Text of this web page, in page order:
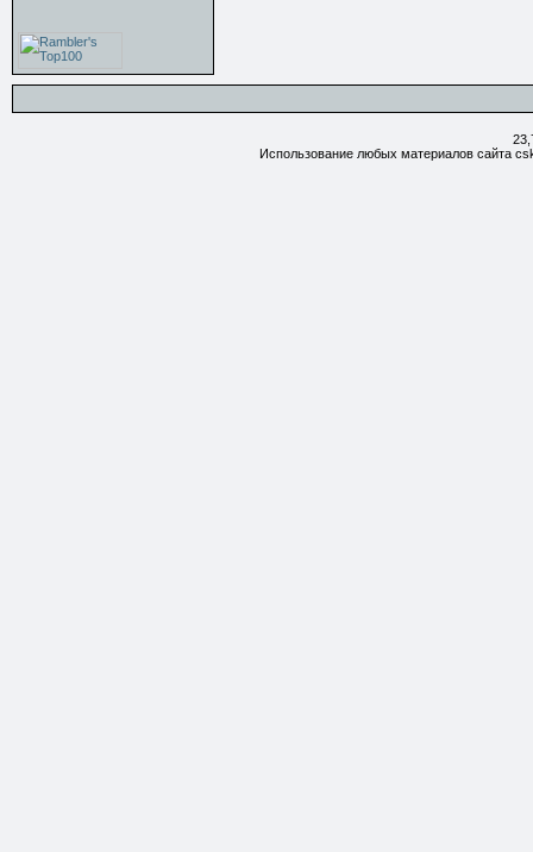
Использование любых материалов сайта